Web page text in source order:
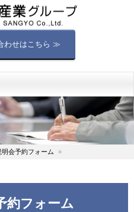
わせはこちら ≫
明会予約フォーム
約フォーム